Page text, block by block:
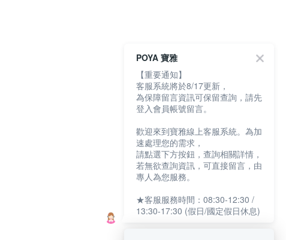
POYA 寶雅
【重要通知】
客服系統將於8/17更新，
為保障留言資訊可保留查詢，請先
登入會員帳號留言。
歡迎來到寶雅線上客服系統。為加
速處理您的需求，
請點選下方按鈕，查詢相關詳情，
若無欲查詢資訊，可直接留言，由
專人為您服務。
★客服服務時間：08:30-12:30 /
13:30-17:30 (假日/國定假日休息)